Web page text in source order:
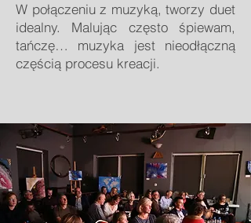
W połączeniu z muzyką, tworzy duet
idealny. Malując często śpiewam,
tańczę… muzyka jest nieodłączną
częścią procesu kreacji.